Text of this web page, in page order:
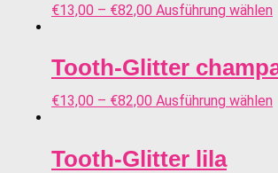
€13,00 – €82,00 Ausführung wählen
Tooth-Glitter
€13,00 – €82,00 Ausführung wählen
Tooth-Glitter lila